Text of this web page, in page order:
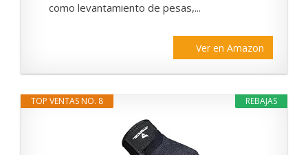
como levantamiento de pesas,...
Ver en Amazon
REBAJAS
TOP VENTAS NO. 8